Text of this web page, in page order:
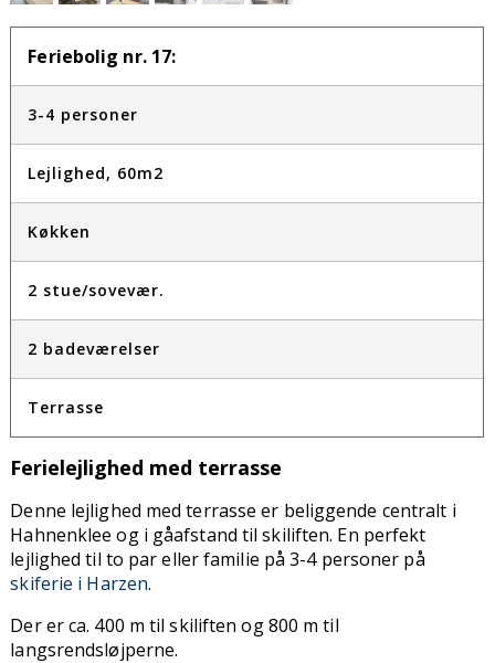
Feriebolig nr. 17:
3-4 personer
Lejlighed, 60m2
Køkken
2 stue/sovevær.
2 badeværelser
Terrasse
Ferielejlighed med terrasse
Denne lejlighed med terrasse er beliggende centralt i
Hahnenklee og i gåafstand til skiliften. En perfekt
lejlighed til to par eller familie på 3-4 personer på
skiferie i Harzen.
Der er ca. 400 m til skiliften og 800 m til
langsrendsløjperne.